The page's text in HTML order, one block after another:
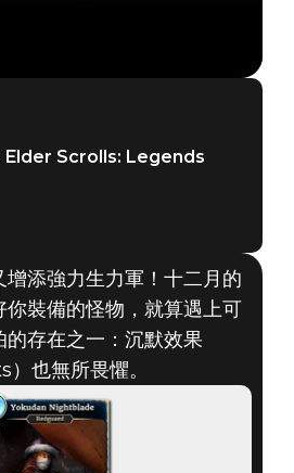
Legends
ELDER
Elder Scrolls: Legends
添強力生力軍！十二月的
你裝備的怪物，就算遇上可
存在之一：沉默效果
也無所畏懼。